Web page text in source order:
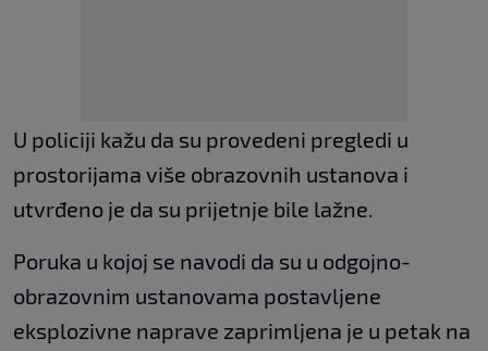
U policiji kažu da su provedeni pregledi u
prostorijama više obrazovnih ustanova i
utvrđeno je da su prijetnje bile lažne.
Poruka u kojoj se navodi da su u odgojno-
obrazovnim ustanovama postavljene
eksplozivne naprave zaprimljena je u petak na